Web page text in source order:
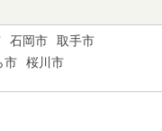
石岡市
取手市
市 桜川市